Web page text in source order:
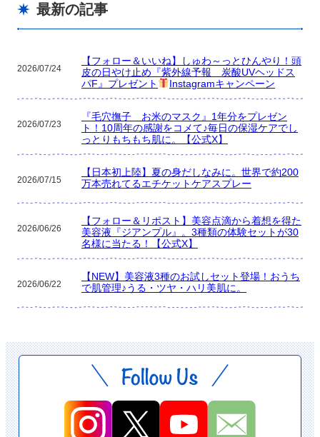
最新の記事
2026/07/24
【フォロー＆いいね】しゅわ～っとひんやり！頭
皮の日やけ止め『紫外線予報 炭酸UVヘッドス
パF』プレゼント
Instagramキャンペーン
2026/07/23
『毛穴撫子 お米のマスク』1年分をプレゼン
ト！10周年の感謝をコメて♪毎日の保湿ケアでし
っとりもちもち肌に。【公式X】
2026/07/15
【日本初上陸】夏の身だしなみに。世界で約200
万本売れてるエチケットケアスプレー
2026/06/26
【フォロー＆リポスト】美容点滴から着想を得た
美容液『ジアンプル』。3種類の体験セットが30
名様に当たる！【公式X】
2026/06/22
【NEW】美容液3種のお試しセット登場！おうち
で肌管理♪うる・ツヤ・ハリ美肌に。